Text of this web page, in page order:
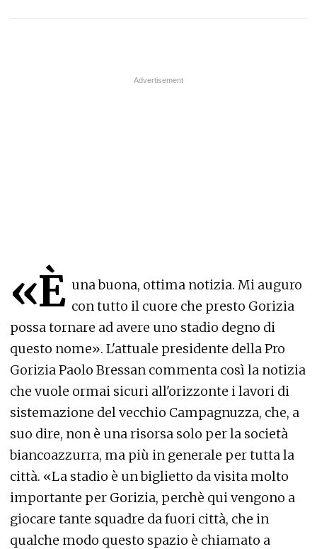
«È una buona, ottima notizia. Mi auguro
con tutto il cuore che presto Gorizia
possa tornare ad avere uno stadio degno di
questo nome». L'attuale presidente della Pro
Gorizia Paolo Bressan commenta così la notizia
che vuole ormai sicuri all'orizzonte i lavori di
sistemazione del vecchio Campagnuzza, che, a
suo dire, non è una risorsa solo per la società
biancoazzurra, ma più in generale per tutta la
città. «La stadio è un biglietto da visita molto
importante per Gorizia, perchè qui vengono a
giocare tante squadre da fuori città, che in
qualche modo questo spazio è chiamato a